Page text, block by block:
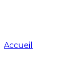
Accueil